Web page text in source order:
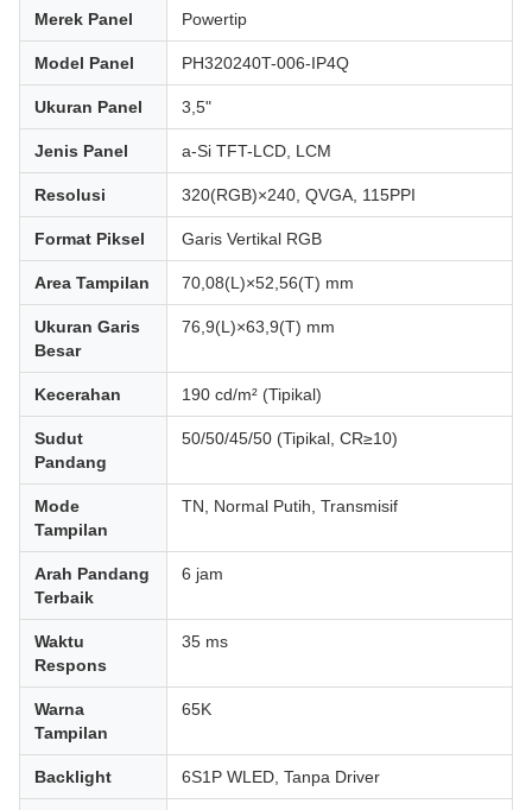
Merek Panel Powertip
Model Panel PH320240T-006-IP4Q
Ukuran Panel 3,5"
Jenis Panel a-Si TFT-LCD, LCM
Resolusi 320(RGB)×240, QVGA, 115PPI
Format Piksel Garis Vertikal RGB
Area Tampilan 70,08(L)×52,56(T) mm
Ukuran Garis
Besar
76,9(L)×63,9(T) mm
Kecerahan 190 cd/m² (Tipikal)
Sudut
Pandang
50/50/45/50 (Tipikal, CR≥10)
Mode
Tampilan
TN, Normal Putih, Transmisif
Arah Pandang
Terbaik
6 jam
Waktu
Respons
35 ms
Warna
Tampilan
65K
Backlight 6S1P WLED, Tanpa Driver